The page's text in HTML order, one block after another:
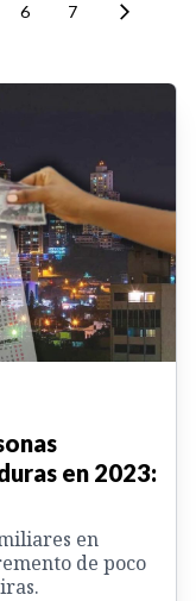
6 7
en 2023:
en
de poco